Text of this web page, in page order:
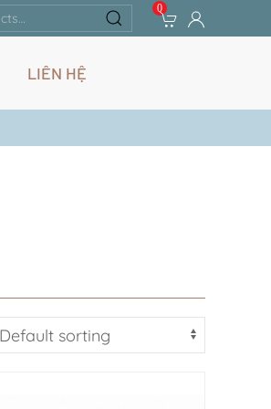
0
LIÊN HỆ